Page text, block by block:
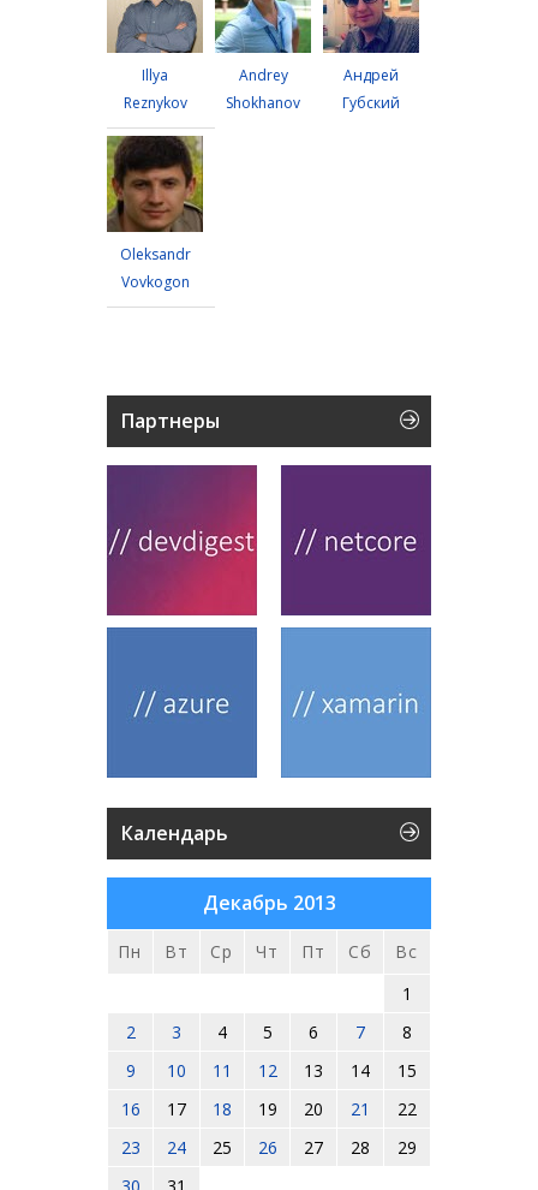
Illya
Reznykov
Andrey
Shokhanov
Андрей
Губский
Oleksandr
Vovkogon
Партнеры
Календарь
Декабрь 2013
Пн Вт Ср Чт Пт Сб
Вс
1
2
3 4 5 6 7
8
9
10 11 12 13 14
15
16
17 18 19 20 21
22
23
24 25 26 27 28
29
30
31